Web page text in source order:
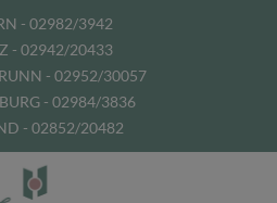
- 02982/3942
- 02942/20433
- 02952/30057
- 02984/3836
- 02852/20482